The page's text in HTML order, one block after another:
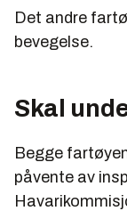
Det andre
bevegelse.
Skal
Begge
påvente av